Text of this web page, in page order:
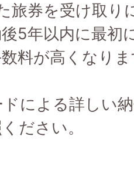
旅券を受け取り
5年以内に最初
料が高くなり
による詳しい
ださい。